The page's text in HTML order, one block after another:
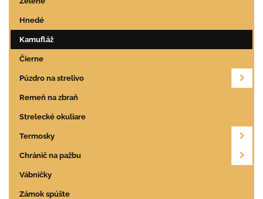
Hnedé
Kamufláž
Čierne
Púzdro na strelivo
Remeň na zbraň
Strelecké okuliare
Termosky
Chránič na pažbu
Vábničky
Zámok spúšte